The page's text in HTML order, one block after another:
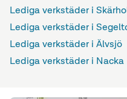
Lediga verkstäder i
Lediga verkstäder i
Lediga verkstäder i Älvsjö
Lediga verkstäder i Nacka